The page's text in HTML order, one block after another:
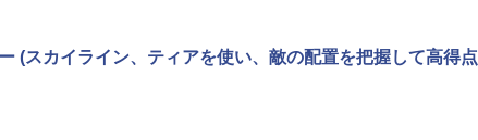
(スカイライン、ティアを使い、敵の配置を把握して高得点